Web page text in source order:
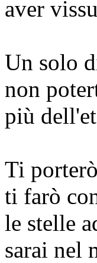
aver
Un solo
non
più
Ti
ti farò
le stelle
sarai nel